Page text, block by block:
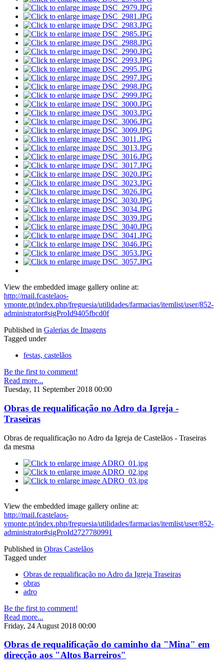
View the embedded image gallery online at:
http://mail.fcastelaos-
vmonte.pt/index.php/freguesia/utilidades/farmacias/itemlist/user/852-
administrator#sigProId9405fbcd0f
Published in Galerias de Imagens
Tagged under
festas, castelãos
Be the first to comment!
Read more...
Tuesday, 11 September 2018 00:00
Obras de requalificação no Adro da Igreja -
Traseiras
Obras de requalificação no Adro da Igreja de Castelãos - Traseiras
da mesma
View the embedded image gallery online at:
http://mail.fcastelaos-
vmonte.pt/index.php/freguesia/utilidades/farmacias/itemlist/user/852-
administrator#sigProId2727780991
Published in Obras Castelãos
Tagged under
Obras de requalificação no Adro da Igreja Traseiras
obras
adro
Be the first to comment!
Read more...
Friday, 24 August 2018 00:00
Obras de requalificação do caminho da "Mina" em
direcção aos "Altos Barreiros"